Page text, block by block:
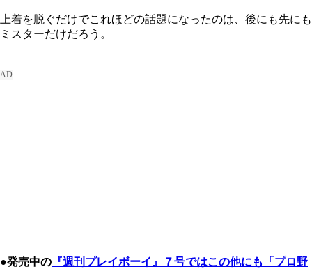
上着を脱ぐだけでこれほどの話題になったのは、後にも先にも
ミスターだけだろう。
●発売中の 『週刊プレイボーイ』７号ではこの他にも「プロ野